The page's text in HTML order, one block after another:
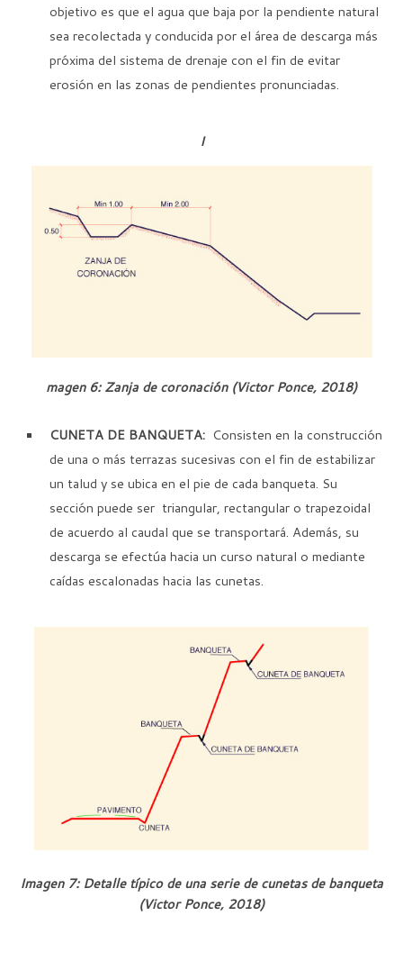
objetivo es que el agua que baja por la pendiente natural
sea recolectada y conducida por el área de descarga más
próxima del sistema de drenaje con el fin de evitar
erosión en las zonas de pendientes pronunciadas.
I
magen 6: Zanja de coronación (Victor Ponce, 2018)
CUNETA DE BANQUETA: Consisten en la construcción
de una o más terrazas sucesivas con el fin de estabilizar
un talud y se ubica en el pie de cada banqueta. Su
sección puede ser triangular, rectangular o trapezoidal
de acuerdo al caudal que se transportará. Además, su
descarga se efectúa hacia un curso natural o mediante
caídas escalonadas hacia las cunetas.
Imagen 7: Detalle típico de una serie de cunetas de banqueta
(Victor Ponce, 2018)